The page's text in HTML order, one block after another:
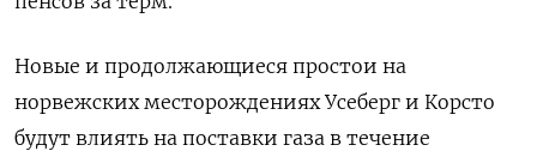
Новые и продолжающиеся простои на
норвежских месторождениях Усеберг и Корсто
будут влиять на поставки газа в течение